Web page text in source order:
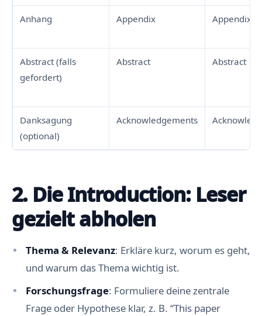
Anhang Appendix Appendix
Abstract (falls
gefordert)
Abstract Abstract
Danksagung
(optional)
Acknowledgements
2. Die Introduction: Leser
gezielt abholen
Thema & Relevanz: Erkläre kurz, worum es geht,
und warum das Thema wichtig ist.
Forschungsfrage: Formuliere deine zentrale
Frage oder Hypothese klar, z. B. “This paper